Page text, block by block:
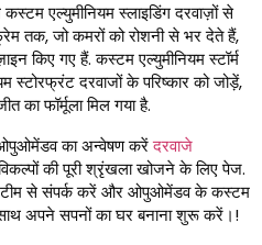
एल्युमीनियम स्लाइडिंग दरवाज़ों से
तक, जो कमरों को रोशनी से भर देते हैं,
किए गए हैं. कस्टम एल्युमीनियम स्टॉर्म
स्टोरफ्रंट दरवाजों के परिष्कार को जोड़ें,
का फॉर्मूला मिल गया है.
का अन्वेषण करेंदरवाजे
की पूरी श्रृंखला खोजने के लिए पेज.
टीम से संपर्क करें और ओपुओमेंडव के कस्टम
अपने सपनों का घर बनाना शुरू करें।!